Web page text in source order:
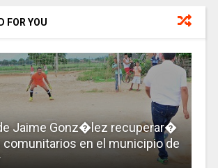
FOR YOU
Jaime Gonz�lez recuperar�
comunitarios en el municipio de